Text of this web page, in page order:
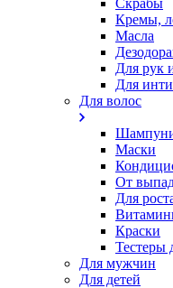
Скрабы
Кремы,
Масла
Для рук
Для
Для волос
Маски
От
Для
Краски
Тестеры
Для мужчин
Для детей